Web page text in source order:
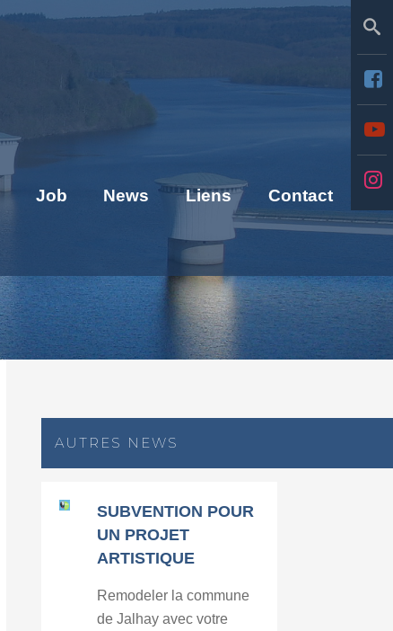
Job News Liens Contact
AUTRES NEWS
SUBVENTION POUR
UN PROJET
ARTISTIQUE
Remodeler la commune
de Jalhay avec votre